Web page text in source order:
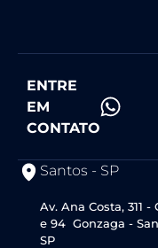
ENTRE
EM
CONTATO
Santos - SP
Av. Ana Costa, 311 -
e 94 Gonzaga -
SP